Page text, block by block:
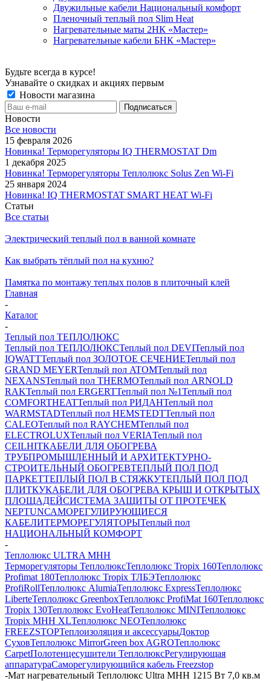
Двужильные кабели Национальный комфорт
Пленочный теплый пол Slim Heat
Нагревательные маты 2НК «Мастер»
Нагревательные кабели БНК «Мастер»
Будьте всегда в курсе!
Узнавайте о скидках и акциях первым
Новости магазина
Новости
Все новости
15 февраля 2026
Новинка! Терморегуляторы IQ THERMOSTAT Dm
1 декабря 2025
Новинка! Терморегуляторы Теплолюкс Solus Zen Wi-Fi
25 января 2024
Новинка! IQ THERMOSTAT SMART HEAT Wi-Fi
Статьи
Все статьи
Электрический теплый пол в ванной комнате
Как выбрать тёплый пол на кухню?
Памятка по монтажу теплых полов в плиточный клей
Главная
-
Каталог
-
Теплый пол ТЕПЛОЛЮКС
Теплый пол ТЕПЛОЛЮКСТеплый пол DEVIТеплый пол
IQWATTТеплый пол ЗОЛОТОЕ СЕЧЕНИЕТеплый пол
GRAND MEYERТеплый пол ATOMТеплый пол
NEXANSТеплый пол THERMOТеплый пол ARNOLD
RAKТеплый пол ERGERTТеплый пол №1Теплый пол
COMFORTHEATТеплый пол РИДАНТеплый пол
WARMSTADТеплый пол HEMSTEDTТеплый пол
CALEOТеплый пол RAYCHEMТеплый пол
ELECTROLUXТеплый пол VERIAТеплый пол
CEILHITКАБЕЛИ ДЛЯ ОБОГРЕВА
ТРУБПРОМЫШЛЕННЫЙ И АРХИТЕКТУРНО-
СТРОИТЕЛЬНЫЙ ОБОГРЕВТЕПЛЫЙ ПОЛ ПОД
ПАРКЕТТЕПЛЫЙ ПОЛ В СТЯЖКУТЕПЛЫЙ ПОЛ ПОД
ПЛИТКУКАБЕЛИ ДЛЯ ОБОГРЕВА КРЫШ И ОТКРЫТЫХ
ПЛОЩАДЕЙСИСТЕМА ЗАЩИТЫ ОТ ПРОТЕЧЕК
NEPTUNСАМОРЕГУЛИРУЮЩИЕСЯ
КАБЕЛИТЕРМОРЕГУЛЯТОРЫТеплый пол
НАЦИОНАЛЬНЫЙ КОМФОРТ
-
Теплолюкс ULTRA МНН
Терморегуляторы ТеплолюксТеплолюкс Tropix 160Теплолюкс
Profimat 180Теплолюкс Tropix ТЛБЭТеплолюкс
ProfiRollТеплолюкс AlumiaТеплолюкс ExpressТеплолюкс
LiberteТеплолюкс GreenboxТеплолюкс ProfiMat 160Теплолюкс
Tropix 130Теплолюкс EvoHeatТеплолюкс MINIТеплолюкс
Tropix МНН XLТеплолюкс NEOТеплолюкс
FREEZSTOPТеплоизоляция и аксессуарыДоктор
СуховТеплолюкс MirrorGreen box AGROТеплолюкс
CarpetПолотенцесушители ТеплолюксРегулирующая
аппаратураCаморегулирующийся кабель Freezstop
-Мат нагревательный Теплолюкс Ultra МНН 1215 Вт 7,0 кв.м